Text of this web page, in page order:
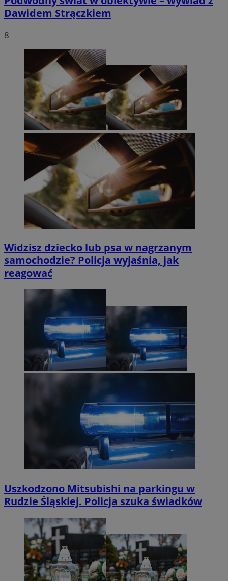
Dawidem Strączkiem
8
Widzisz dziecko lub psa w nagrzanym
samochodzie? Policja wyjaśnia, jak
reagować
Uszkodzono Mitsubishi na parkingu w
Rudzie Śląskiej. Policja szuka świadków